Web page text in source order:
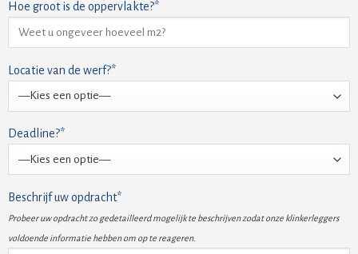
Hoe groot is de oppervlakte?*
Locatie van de werf?*
Deadline?*
Beschrijf uw opdracht*
Probeer uw opdracht zo gedetailleerd mogelijk te beschrijven zodat onze klinkerleggers
voldoende informatie hebben om op te reageren.